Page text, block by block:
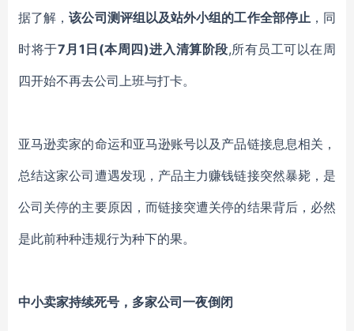
据了解，该公司测评组以及站外小组的工作全部停止，同
时将于7月1日(本周四)进入清算阶段,所有员工可以在周
四开始不再去公司上班与打卡。
亚马逊卖家的命运和亚马逊账号以及产品链接息息相关，
总结这家公司遭遇发现，产品主力赚钱链接突然暴毙，是
公司关停的主要原因，而链接突遭关停的结果背后，必然
是此前种种违规行为种下的果。
中小卖家持续死号，多家公司一夜倒闭